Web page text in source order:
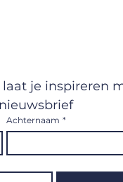
je inspireren
Achternaam *